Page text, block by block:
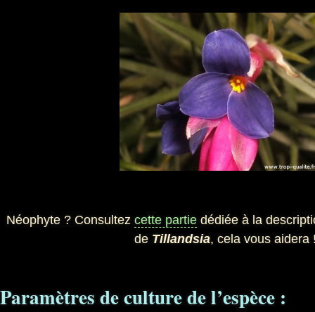
Néophyte ? Consultez cette partiedédiée à la
de Tillandsia, cela vous aidera
Paramètres de culture de l’espèce :